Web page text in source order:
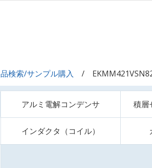
検索/サンプル購入
アルミ電解コンデンサ 積層
インダクタ（コイル）